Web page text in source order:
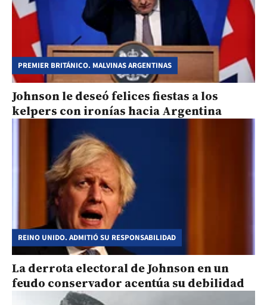
PREMIER BRITÁNICO. MALVINAS ARGENTINAS
Johnson le deseó felices fiestas a los
kelpers con ironías hacia Argentina
REINO UNIDO. ADMITIÓ SU RESPONSABILIDAD
La derrota electoral de Johnson en un
feudo conservador acentúa su debilidad